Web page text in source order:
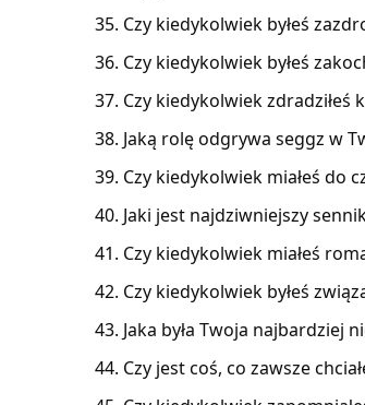
Czy kiedykolwiek byłeś
Czy kiedykolwiek byłeś
Czy kiedykolwiek zdradziłeś
Jaką rolę odgrywa seggz w
Czy kiedykolwiek miałeś do
Jaki jest najdziwniejszy
Czy kiedykolwiek miałeś
Czy kiedykolwiek byłeś
Jaka była Twoja najbardziej
Czy jest coś, co zawsze